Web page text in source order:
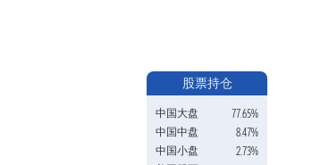
股票持仓
中国大盘
77.65%
中国中盘
8.47%
中国小盘
2.73%